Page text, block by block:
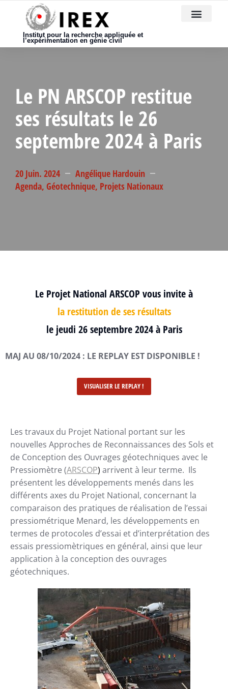
Institut pour la recherche appliquée et
l’expérimentation en génie civil
Le PN ARSCOP restitue
ses résultats le 26
septembre 2024 à Paris
20 Juin. 2024
Angélique Hardouin
Agenda, Géotechnique, Projets Nationaux
Le Projet National ARSCOP vous invite à
la restitution de ses résultats
le jeudi 26 septembre 2024 à Paris
MAJ AU 08/10/2024 : LE REPLAY EST DISPONIBLE !
VISUALISER LE REPLAY !
Les travaux du Projet National portant sur les
nouvelles Approches de Reconnaissances des Sols et
de Conception des Ouvrages géotechniques avec le
Pressiomètre (ARSCOP) arrivent à leur terme. Ils
présentent les développements menés dans les
différents axes du Projet National, concernant la
comparaison des pratiques de réalisation de l’essai
pressiométrique Menard, les développements en
termes de protocoles d’essai et d’interprétation des
essais pressiomètriques en général, ainsi que leur
application à la conception des ouvrages
géotechniques.